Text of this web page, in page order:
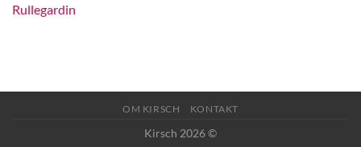
Rullegardin
OM KIRSCH KONTAKT
Kirsch 2026 ©